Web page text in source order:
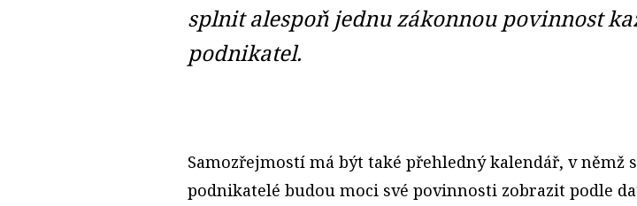
splnit alespoň jednu zákonnou povinnost
podnikatel.
Samozřejmostí má být také přehledný kalendář, v němž
podnikatelé budou moci své povinnosti zobrazit podle